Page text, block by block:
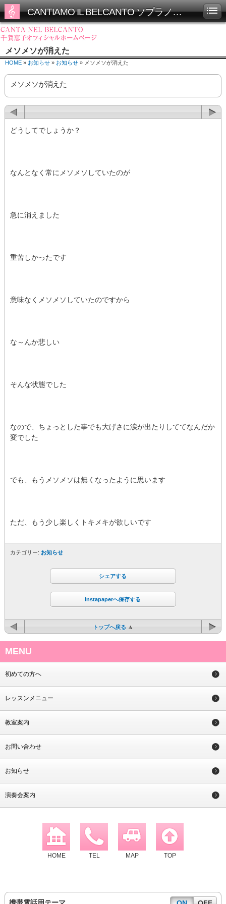
CANTIAMO IL BELCANTO ソプラノ千賀恵子オフィシャルホームページ
メソメソが消えた
HOME » お知らせ » お知らせ » メソメソが消えた
メソメソが消えた
どうしてでしょうか？
なんとなく常にメソメソしていたのが
急に消えました
重苦しかったです
意味なくメソメソしていたのですから
な～んか悲しい
そんな状態でした
なので、ちょっとした事でも大げさに涙が出たりしててなんだか
変でした
でも、もうメソメソは無くなったように思います
ただ、もう少し楽しくトキメキが欲しいです
カテゴリー: お知らせ
シェアする
Instapaperへ保存する
トップへ戻る
MENU
初めての方へ
レッスンメニュー
教室案内
お問い合わせ
お知らせ
演奏会案内
HOME TEL MAP TOP
携帯電話用テーマ